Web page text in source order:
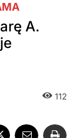
A.
112